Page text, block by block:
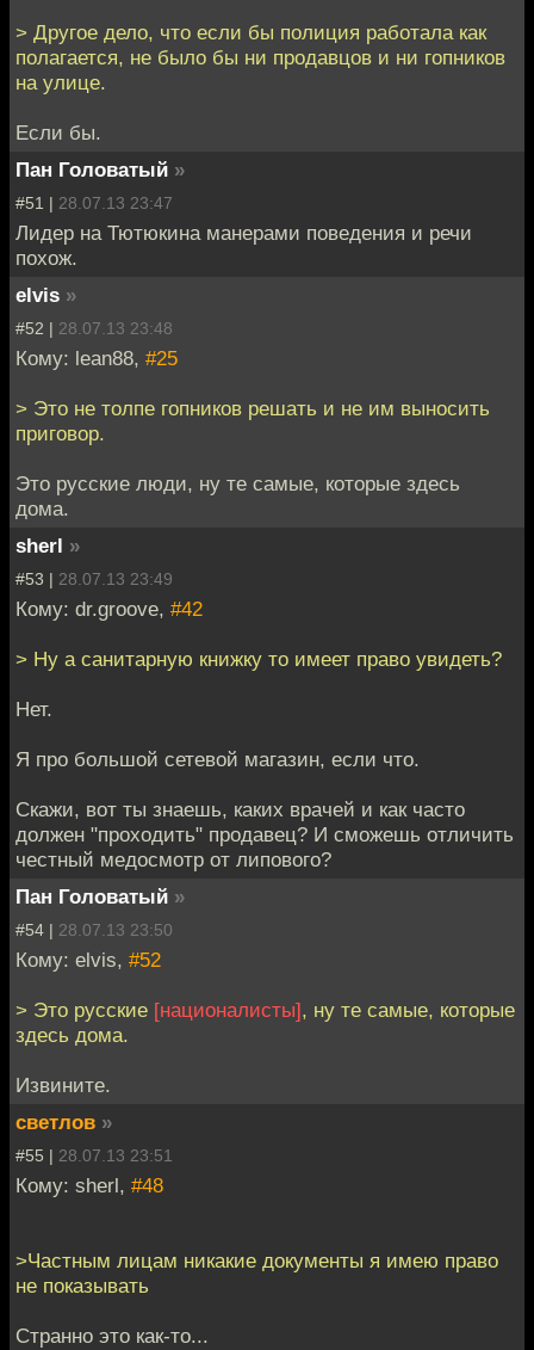
> Другое дело, что если бы полиция работала как
полагается, не было бы ни продавцов и ни гопников
на улице.
Если бы.
Пан Головатый »
#51 | 28.07.13 23:47
Лидер на Тютюкина манерами поведения и речи
похож.
elvis »
#52 | 28.07.13 23:48
Кому: lean88, #25
> Это не толпе гопников решать и не им выносить
приговор.
Это русские люди, ну те самые, которые здесь
дома.
sherl »
#53 | 28.07.13 23:49
Кому: dr.groove, #42
> Ну а санитарную книжку то имеет право увидеть?
Нет.
Я про большой сетевой магазин, если что.
Скажи, вот ты знаешь, каких врачей и как часто
должен "проходить" продавец? И сможешь отличить
честный медосмотр от липового?
Пан Головатый »
#54 | 28.07.13 23:50
Кому: elvis, #52
> Это русские [националисты], ну те самые, которые
здесь дома.
Извините.
светлов »
#55 | 28.07.13 23:51
Кому: sherl, #48
>Частным лицам никакие документы я имею право
не показывать
Странно это как-то...